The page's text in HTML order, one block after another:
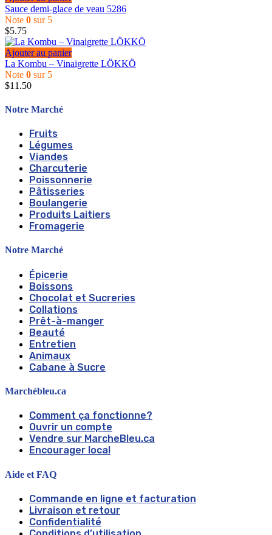
Sauce demi-glace de veau 5286
Note 0 sur 5
$5.75
Ajouter au panier
La Kombu – Vinaigrette LÖKKÖ
Note 0 sur 5
$11.50
Notre Marché
Fruits
Légumes
Viandes
Charcuterie
Poissonnerie
Pâtisseries
Boulangerie
Produits Laitiers
Fromagerie
Notre Marché
Épicerie
Boissons
Chocolat et Sucreries
Collations
Prêt-à-manger
Beauté
Entretien
Animaux
Cabane à Sucre
Marchébleu.ca
Comment ça fonctionne?
Ouvrir un compte
Vendre sur MarcheBleu.ca
Encourager local
Aide et FAQ
Commande en ligne et facturation
Livraison et retour
Confidentialité